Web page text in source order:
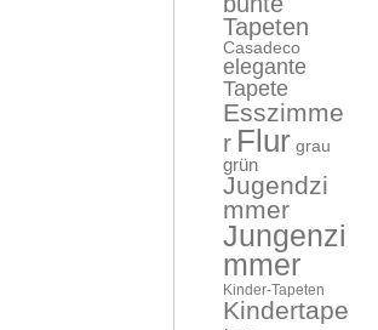
Tapeten
Casadeco
elegante
Tapete
Esszimme
r Flur grau
grün
Jugendzi
mmer
Jungenzi
mmer
Kinder-Tapeten
Kindertape